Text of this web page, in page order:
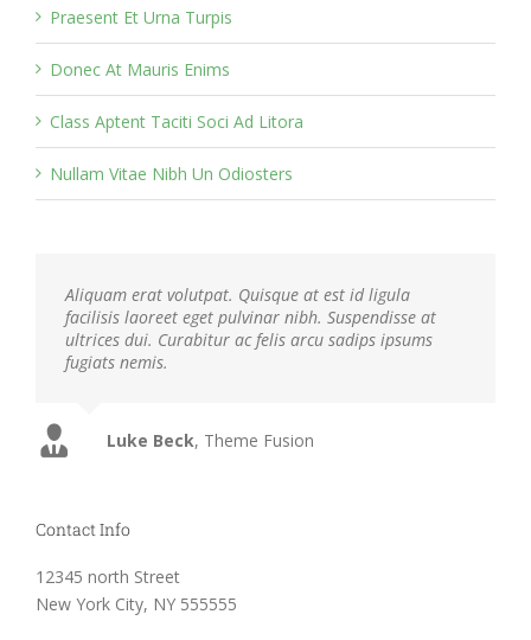
Praesent Et Urna Turpis
Donec At Mauris Enims
Class Aptent Taciti Soci Ad Litora
Nullam Vitae Nibh Un Odiosters
Aliquam erat volutpat. Quisque at est id ligula
facilisis laoreet eget pulvinar nibh. Suspendisse at
ultrices dui. Curabitur ac felis arcu sadips ipsums
fugiats nemis.
Luke Beck, Theme Fusion
Contact Info
12345 north Street
New York City, NY 555555